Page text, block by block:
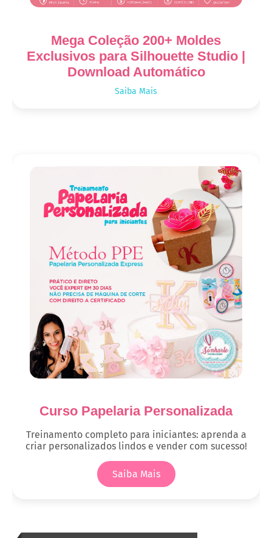
Mega Coleção 200+ Moldes
Exclusivos para Silhouette Studio |
Download Automático
Saiba Mais
Curso Papelaria Personalizada
Treinamento completo para iniciantes: aprenda a
criar personalizados lindos e vender com sucesso!
Saiba Mais